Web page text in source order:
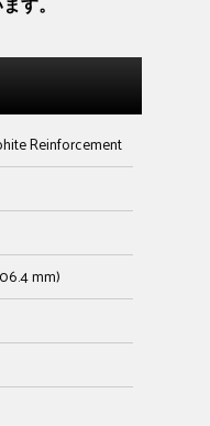
Reinforcement
mm)